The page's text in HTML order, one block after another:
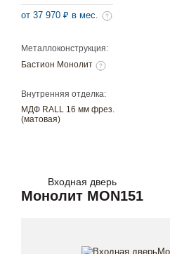
Металлоконструкция:
Бастион Монолит
Внутренняя отделка:
МДФ RALL 16 мм фрез.
(матовая)
от 37 970 ₽ в мес.
Входная дверь
Монолит MON151